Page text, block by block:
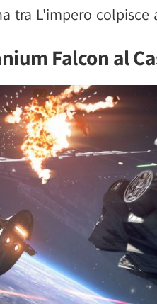
tra L'impero
Falcon al